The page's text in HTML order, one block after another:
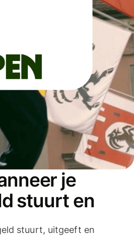
je
stuurt en
stuurt, uitgeeft en